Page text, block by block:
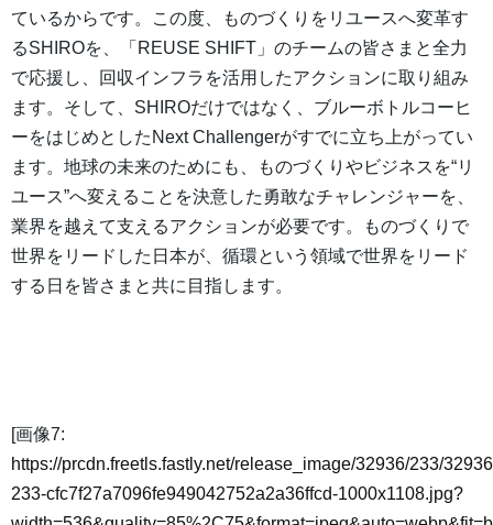
ているからです。この度、ものづくりをリユースへ変革す
るSHIROを、「REUSE SHIFT」のチームの皆さまと全力
で応援し、回収インフラを活用したアクションに取り組み
ます。そして、SHIROだけではなく、ブルーボトルコーヒ
ーをはじめとしたNext Challengerがすでに立ち上がってい
ます。地球の未来のためにも、ものづくりやビジネスを“リ
ユース”へ変えることを決意した勇敢なチャレンジャーを、
業界を越えて支えるアクションが必要です。ものづくりで
世界をリードした日本が、循環という領域で世界をリード
する日を皆さまと共に目指します。
[画像7:
https://prcdn.freetls.fastly.net/release_image/32936/233/
233-cfc7f27a7096fe949042752a2a36ffcd-1000x1108.jpg?